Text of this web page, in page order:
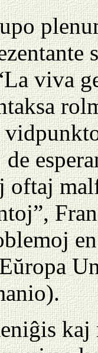
viva
oftaj